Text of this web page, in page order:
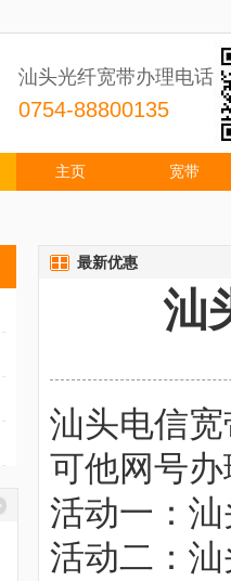
汕头光纤宽带办理电话
0754-88800135
主页 宽带
最新优惠
汕
汕头电信
可他网号
活动一：
活动二：